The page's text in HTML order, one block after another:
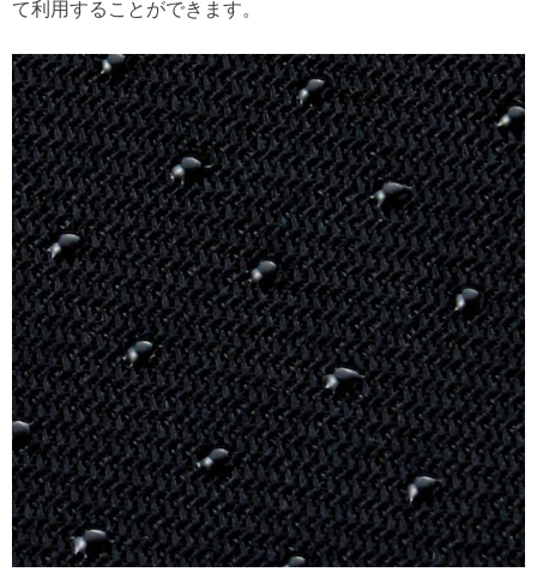
て利用することができます。